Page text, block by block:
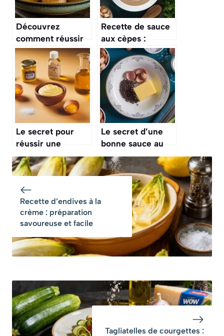
Découvrez
comment réussir
des pommes de
terre sautées
dorées et
fondantes à tous
les coups
Recette de sauce
aux cèpes :
astuces et secrets
pour réussir
Le secret pour
réussir une
mayonnaise à tous
les coups, même
avec des œufs qui
sortent du frigo
Le secret d’une
bonne sauce au
poivre, c’est de
bien écraser les
grains pour libérer
tous les arômes
Recette d’endives à la
crème : préparation
savoureuse et facile
Tagliatelles de courgettes :